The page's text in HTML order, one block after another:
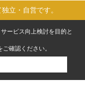
立・自営です。
ービス向上検討を目的と
ご確認ください。